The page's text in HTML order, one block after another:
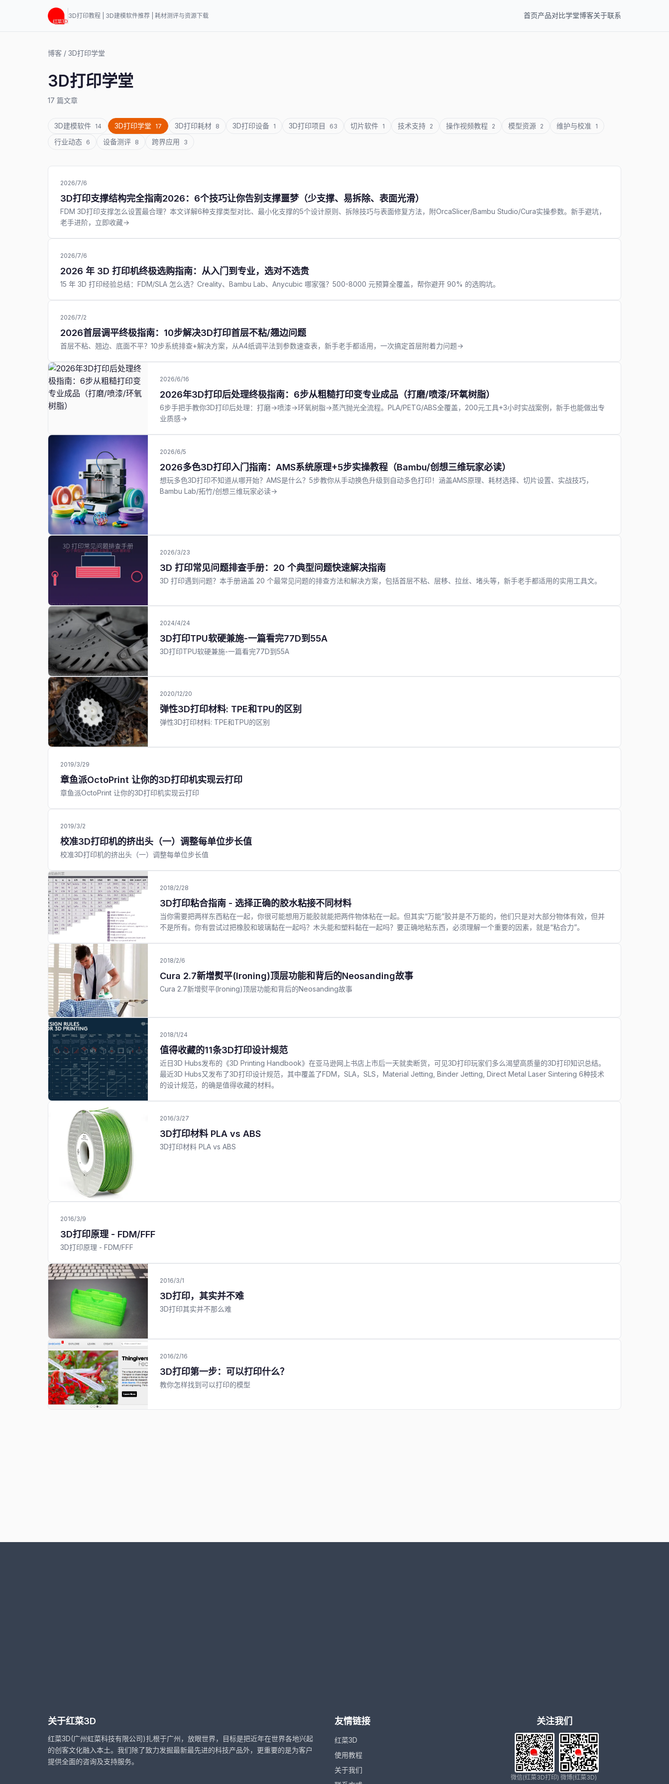
3D打印教程 | 3D建模软件推荐 | 耗材测评与资源下载 首页产品对比学堂博客关于联系
博客 / 3D打印学堂
3D打印学堂
17 篇文章
3D建模软件 14 3D打印学堂 17 3D打印耗材 8 3D打印设备 1 3D打印项目 63 切片软件 1 技术支持 2 操作视频教程 2 模型资源 2 维护与校准 1
行业动态 6 设备测评 8 跨界应用 3
2026/7/6
3D打印支撑结构完全指南2026：6个技巧让你告别支撑噩梦（少支撑、易拆除、表面光滑）
FDM 3D打印支撑怎么设置最合理？本文详解6种支撑类型对比、最小化支撑的5个设计原则、拆除技巧与表面修复方法，附OrcaSlicer/Bambu Studio/Cura实操参数。新手避坑，
老手进阶，立即收藏→
2026/7/6
2026 年 3D 打印机终极选购指南：从入门到专业，选对不选贵
15 年 3D 打印经验总结：FDM/SLA 怎么选？Creality、Bambu Lab、Anycubic 哪家强？500-8000 元预算全覆盖，帮你避开 90% 的选购坑。
2026/7/2
2026首层调平终极指南：10步解决3D打印首层不粘/翘边问题
首层不粘、翘边、底面不平？10步系统排查+解决方案，从A4纸调平法到参数速查表，新手老手都适用，一次搞定首层附着力问题→
2026/6/16
2026年3D打印后处理终极指南：6步从粗糙打印变专业成品（打磨/喷漆/环氧树脂）
6步手把手教你3D打印后处理：打磨→喷漆→环氧树脂→蒸汽抛光全流程。PLA/PETG/ABS全覆盖，200元工具+3小时实战案例，新手也能做出专
业质感→
2026/6/5
2026多色3D打印入门指南：AMS系统原理+5步实操教程（Bambu/创想三维玩家必读）
想玩多色3D打印不知道从哪开始？AMS是什么？5步教你从手动换色升级到自动多色打印！涵盖AMS原理、耗材选择、切片设置、实战技巧，
Bambu Lab/拓竹/创想三维玩家必读→
2026/3/23
3D 打印常见问题排查手册：20 个典型问题快速解决指南
3D 打印遇到问题？本手册涵盖 20 个最常见问题的排查方法和解决方案，包括首层不粘、层移、拉丝、堵头等，新手老手都适用的实用工具文。
2024/4/24
3D打印TPU软硬兼施-一篇看完77D到55A
3D打印TPU软硬兼施-一篇看完77D到55A
2020/12/20
弹性3D打印材料: TPE和TPU的区别
弹性3D打印材料: TPE和TPU的区别
2019/3/29
章鱼派OctoPrint 让你的3D打印机实现云打印
章鱼派OctoPrint 让你的3D打印机实现云打印
2019/3/2
校准3D打印机的挤出头（一）调整每单位步长值
校准3D打印机的挤出头（一）调整每单位步长值
2018/2/28
3D打印粘合指南 - 选择正确的胶水粘接不同材料
当你需要把两样东西粘在一起，你很可能想用万能胶就能把两件物体粘在一起。但其实“万能”胶并是不万能的，他们只是对大部分物体有效，但并
不是所有。你有尝试过把橡胶和玻璃黏在一起吗？木头能和塑料黏在一起吗？要正确地粘东西，必须理解一个重要的因素，就是“粘合力”。
2018/2/6
Cura 2.7新增熨平(Ironing)顶层功能和背后的Neosanding故事
Cura 2.7新增熨平(Ironing)顶层功能和背后的Neosanding故事
2018/1/24
值得收藏的11条3D打印设计规范
近日3D Hubs发布的《3D Printing Handbook》在亚马逊网上书店上市后一天就卖断货，可见3D打印玩家们多么渴望高质量的3D打印知识总结。
最近3D Hubs又发布了3D打印设计规范，其中覆盖了FDM，SLA，SLS，Material Jetting, Binder Jetting, Direct Metal Laser Sintering 6种技术
的设计规范，的确是值得收藏的材料。
2016/3/27
3D打印材料 PLA vs ABS
3D打印材料 PLA vs ABS
2016/3/9
3D打印原理 - FDM/FFF
3D打印原理 - FDM/FFF
2016/3/1
3D打印，其实并不难
3D打印其实并不那么难
2016/2/16
3D打印第一步：可以打印什么？
教你怎样找到可以打印的模型
关于红菜3D
红菜3D(广州虹菜科技有限公司)扎根于广州，放眼世界，目标是把近年在世界各地兴起
的创客文化融入本土。我们除了致力发掘最新最先进的科技产品外，更重要的是为客户
提供全面的咨询及支持服务。
友情链接
红菜3D
使用教程
关于我们
关注我们
微信(红菜3D打印) 微博(红菜3D)